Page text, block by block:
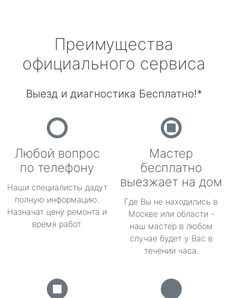
Преимущества
официального сервиса
Выезд и диагностика Бесплатно!*
Любой вопрос
по телефону
Наши специалисты дадут
полную информацию.
Назначат цену ремонта и
время работ.
Мастер
бесплатно
выезжает на дом
Где Вы не находились в
Москве или области -
наш мастер в любом
случае будет у Вас в
течении часа.